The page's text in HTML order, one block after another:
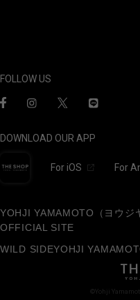
FOLLOW US
DOWNLOAD OUR APP
For iOS For
YOHJI YAMAMOTO（ヨウジ
OFFICIAL SITE
WILD SIDEYOHJI
©Yohji